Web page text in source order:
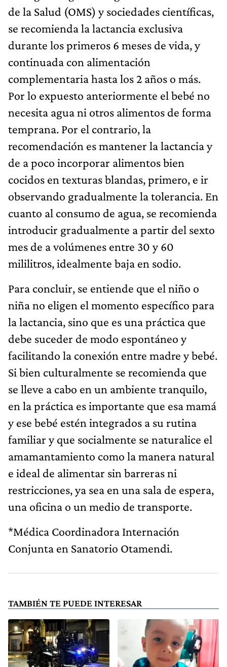
de la Salud (OMS) y sociedades científicas,
se recomienda la lactancia exclusiva
durante los primeros 6 meses de vida, y
continuada con alimentación
complementaria hasta los 2 años o más.
Por lo expuesto anteriormente el bebé no
necesita agua ni otros alimentos de forma
temprana. Por el contrario, la
recomendación es mantener la lactancia y
de a poco incorporar alimentos bien
cocidos en texturas blandas, primero, e ir
observando gradualmente la tolerancia. En
cuanto al consumo de agua, se recomienda
introducir gradualmente a partir del sexto
mes de a volúmenes entre 30 y 60
mililitros, idealmente baja en sodio.
Para concluir, se entiende que el niño o
niña no eligen el momento específico para
la lactancia, sino que es una práctica que
debe suceder de modo espontáneo y
facilitando la conexión entre madre y bebé.
Si bien culturalmente se recomienda que
se lleve a cabo en un ambiente tranquilo,
en la práctica es importante que esa mamá
y ese bebé estén integrados a su rutina
familiar y que socialmente se naturalice el
amamantamiento como la manera natural
e ideal de alimentar sin barreras ni
restricciones, ya sea en una sala de espera,
una oficina o un medio de transporte.
*Médica Coordinadora Internación
Conjunta en Sanatorio Otamendi.
TAMBIÉN TE PUEDE INTERESAR